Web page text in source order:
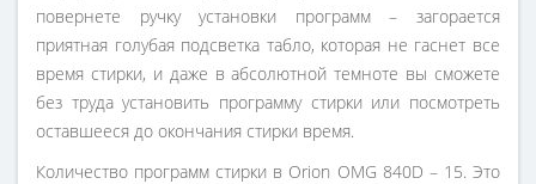
повернете ручку установки программ – загорается
приятная голубая подсветка табло, которая не гаснет все
время стирки, и даже в абсолютной темноте вы сможете
без труда установить программу стирки или посмотреть
оставшееся до окончания стирки время.
Количество программ стирки в Orion OMG 840D – 15. Это